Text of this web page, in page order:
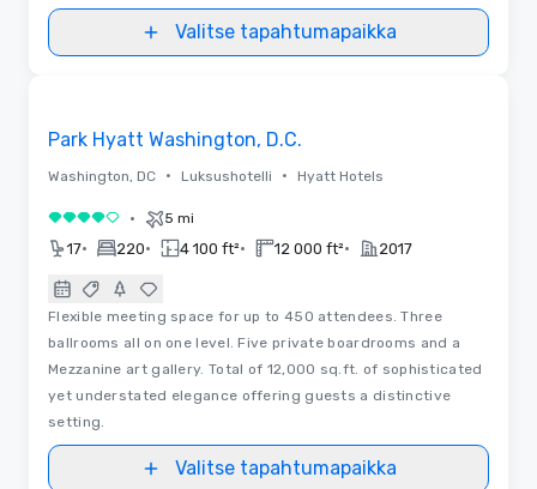
Valitse tapahtumapaikka
Park Hyatt Washington, D.C.
Washington, DC • Luksushotelli • Hyatt Hotels
4 / 5 • 5 mi
17• 220• 4 100 ft²• 12 000 ft²• 2017
Flexible meeting space for up to 450 attendees. Three
ballrooms all on one level. Five private boardrooms and a
Mezzanine art gallery. Total of 12,000 sq.ft. of sophisticated
yet understated elegance offering guests a distinctive
setting.
Valitse tapahtumapaikka